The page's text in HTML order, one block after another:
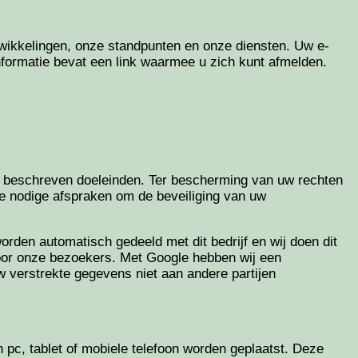
onze standpunten en onze diensten. Uw e-
bevat een link waarmee u zich kunt afmelden.
doeleinden. Ter bescherming van uw rechten
afspraken om de beveiliging van uw
automatisch gedeeld met dit bedrijf en wij doen dit
onze bezoekers. Met Google hebben wij een
verstrekte gegevens niet aan andere partijen
tablet of mobiele telefoon worden geplaatst. Deze